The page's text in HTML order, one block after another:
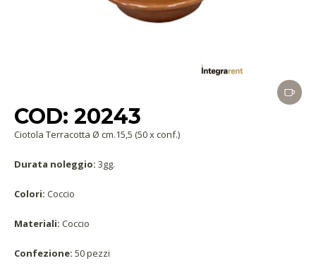
COD: 20243
Ciotola Terracotta Ø cm.15,5 (50 x conf.)
Durata noleggio: 3gg.
Colori: Coccio
Materiali: Coccio
Confezione: 50 pezzi